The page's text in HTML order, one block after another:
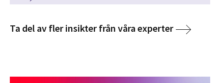
Ta del av fler insikter från våra experter